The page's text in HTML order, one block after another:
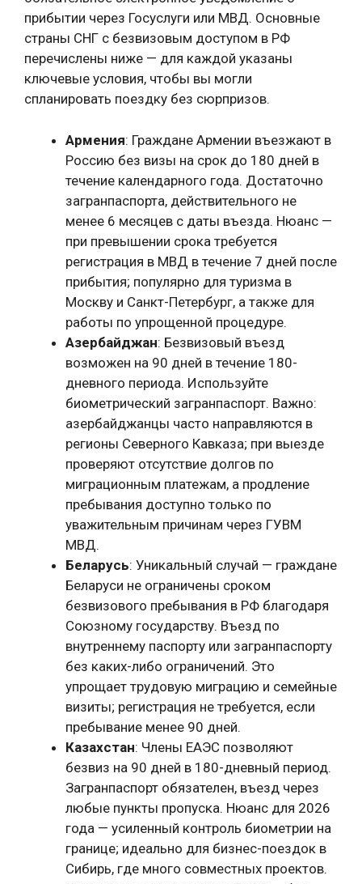
прибытии через Госуслуги или МВД. Основные
страны СНГ с безвизовым доступом в РФ
перечислены ниже — для каждой указаны
ключевые условия, чтобы вы могли
спланировать поездку без сюрпризов.
Армения: Граждане Армении въезжают в
Россию без визы на срок до 180 дней в
течение календарного года. Достаточно
загранпаспорта, действительного не
менее 6 месяцев с даты въезда. Нюанс —
при превышении срока требуется
регистрация в МВД в течение 7 дней после
прибытия; популярно для туризма в
Москву и Санкт-Петербург, а также для
работы по упрощенной процедуре.
Азербайджан: Безвизовый въезд
возможен на 90 дней в течение 180-
дневного периода. Используйте
биометрический загранпаспорт. Важно:
азербайджанцы часто направляются в
регионы Северного Кавказа; при выезде
проверяют отсутствие долгов по
миграционным платежам, а продление
пребывания доступно только по
уважительным причинам через ГУВМ
МВД.
Беларусь: Уникальный случай — граждане
Беларуси не ограничены сроком
безвизового пребывания в РФ благодаря
Союзному государству. Въезд по
внутреннему паспорту или загранпаспорту
без каких-либо ограничений. Это
упрощает трудовую миграцию и семейные
визиты; регистрация не требуется, если
пребывание менее 90 дней.
Казахстан: Члены ЕАЭС позволяют
безвиз на 90 дней в 180-дневный период.
Загранпаспорт обязателен, въезд через
любые пункты пропуска. Нюанс для 2026
года — усиленный контроль биометрии на
границе; идеально для бизнес-поездок в
Сибирь, где много совместных проектов.